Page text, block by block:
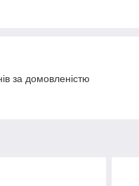
за домовленістю